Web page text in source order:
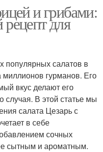
и грибами:
для
салатов в
гурманов. Его
вкус делают его
В этой статье мы
салата Цезарь с
в себе
сочных
сытным и ароматным.